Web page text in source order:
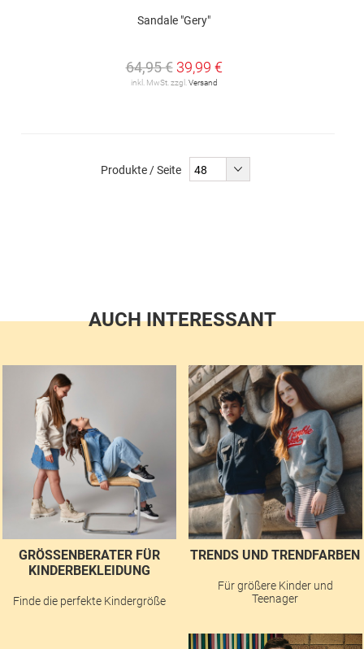
Sandale "Gery"
64,95 € 39,99 €
inkl. MwSt. zzgl. Versand
Produkte / Seite
AUCH INTERESSANT
GRÖSSENBERATER FÜR K
INDERBEKLEIDUNG
Finde die perfekte Kindergröße
TRENDS UND TRENDFARBEN
Für größere Kinder und
Teenager